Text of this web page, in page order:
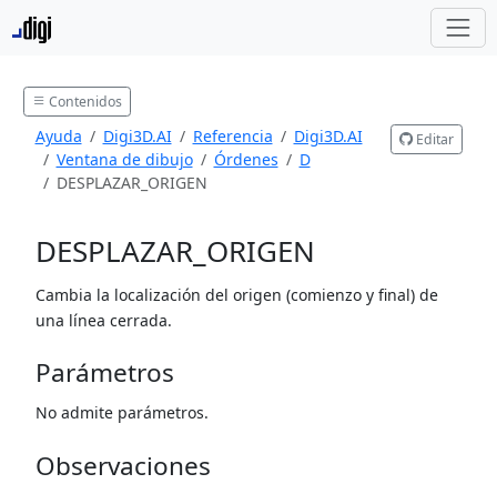
Contenidos
Ayuda Digi3D.AI Referencia
Digi3D.AI
Ventana de dibujo
Órdenes
D
DESPLAZAR_ORIGEN
Editar
DESPLAZAR_ORIGEN
Cambia la localización del origen (comienzo y final) de
una línea cerrada.
Parámetros
No admite parámetros.
Observaciones